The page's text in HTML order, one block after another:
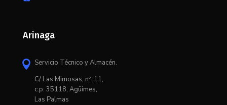
Arinaga
 Servicio Técnico y Almacén.
C/ Las Mimosas, nº: 11,
c.p: 35118, Agüimes,
Las Palmas